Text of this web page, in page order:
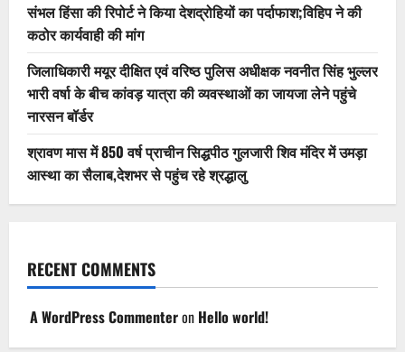
संभल हिंसा की रिपोर्ट ने किया देशद्रोहियों का पर्दाफाश;विहिप ने की
कठोर कार्यवाही की मांग
जिलाधिकारी मयूर दीक्षित एवं वरिष्ठ पुलिस अधीक्षक नवनीत सिंह भुल्लर
भारी वर्षा के बीच कांवड़ यात्रा की व्यवस्थाओं का जायजा लेने पहुंचे
नारसन बॉर्डर
श्रावण मास में 850 वर्ष प्राचीन सिद्धपीठ गुलजारी शिव मंदिर में उमड़ा
आस्था का सैलाब,देशभर से पहुंच रहे श्रद्धालु
RECENT COMMENTS
A WordPress Commenteron Hello world!